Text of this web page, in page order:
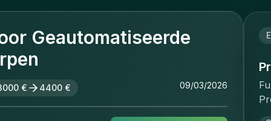
Geautomatiseerde
€ 4400 € 09/03/2026